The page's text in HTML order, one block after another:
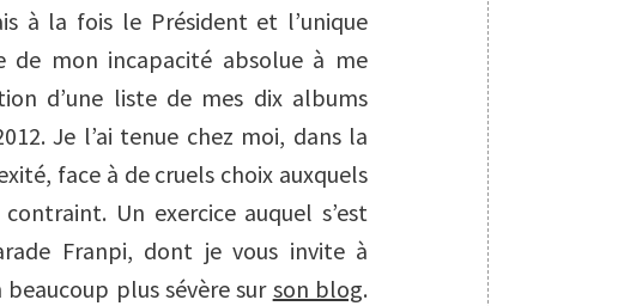
à la fois le Président et l’unique
de mon incapacité absolue à me
d’une liste de mes dix albums
Je l’ai tenue chez moi, dans la
face à de cruels choix auxquels
Un exercice auquel s’est
Franpi, dont je vous invite à
plus sévère sur son blog.